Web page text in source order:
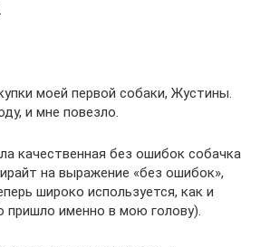
моей первой собаки, Жустины.
и мне повезло.
качественная без ошибок собачка
на выражение «без ошибок»,
широко используется, как и
пришло именно в мою голову).